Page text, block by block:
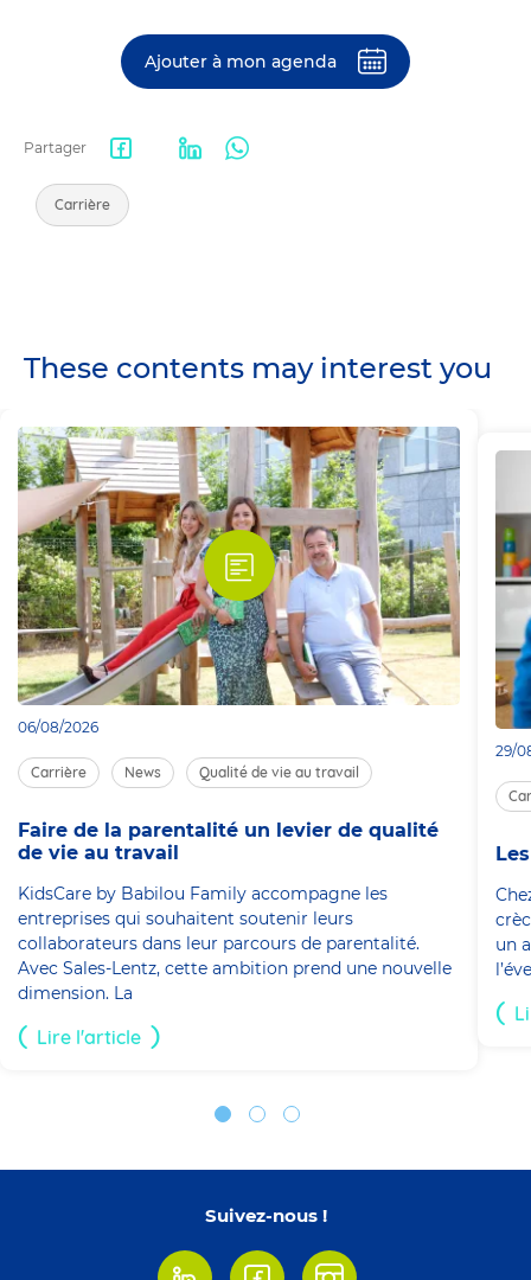
Ajouter à mon agenda
Partager
share
Carrière
These contents may interest you
06/08/2026
Carrière News Qualité de vie au travail
Faire de la parentalité un levier de qualité
de vie au travail
KidsCare by Babilou Family accompagne les
entreprises qui souhaitent soutenir leurs
collaborateurs dans leur parcours de parentalité.
Avec Sales-Lentz, cette ambition prend une nouvelle
dimension. La
Lire l'article
29/
un
Suivez-nous !